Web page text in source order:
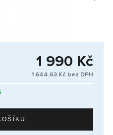
1 990 Kč
1 644,63 Kč bez DPH